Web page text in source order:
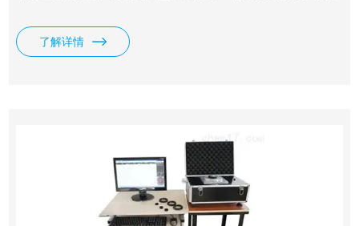
了解详情